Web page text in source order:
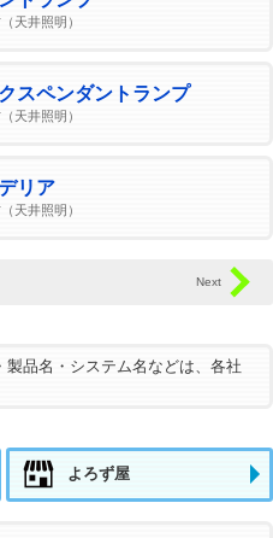
天井照明）
スペンダントランプ
天井照明）
リア
天井照明）
品名・システム名などは、各社
よろず屋